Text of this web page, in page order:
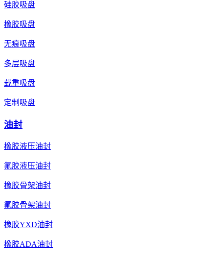
硅胶吸盘
橡胶吸盘
无痕吸盘
多层吸盘
载重吸盘
定制吸盘
油封
橡胶液压油封
氟胶液压油封
橡胶骨架油封
氟胶骨架油封
橡胶YXD油封
橡胶ADA油封